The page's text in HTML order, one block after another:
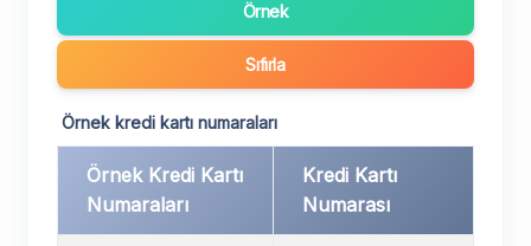
Örnek
Sıfırla
Örnek kredi kartı numaraları
Örnek Kredi Kartı
Numaraları
Kredi Kartı
Numarası